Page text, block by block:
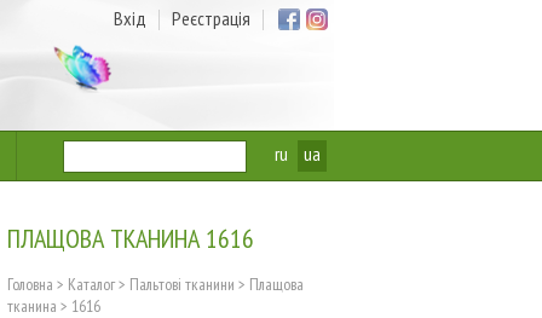
Вхід Реєстрація
ru ua
ПЛАЩОВА ТКАНИНА 1616
Головна > Каталог> Пальтові тканини > Плащова
тканина > 1616